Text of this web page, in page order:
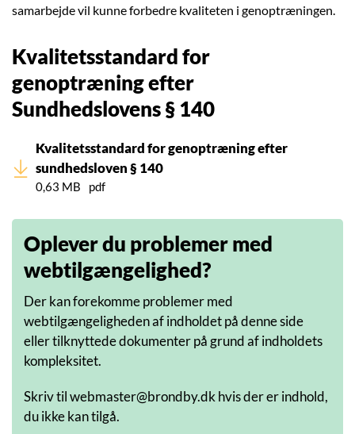
samarbejde vil kunne forbedre kvaliteten i genoptræningen.
Kvalitetsstandard for
genoptræning efter
Sundhedslovens § 140
Kvalitetsstandard for genoptræning efter
sundhedsloven § 140
0,63 MB pdf
Oplever du problemer med
webtilgængelighed?
Der kan forekomme problemer med
webtilgængeligheden af indholdet på denne side
eller tilknyttede dokumenter på grund af indholdets
kompleksitet.
Skriv til webmaster@brondby.dk hvis der er indhold,
du ikke kan tilgå.